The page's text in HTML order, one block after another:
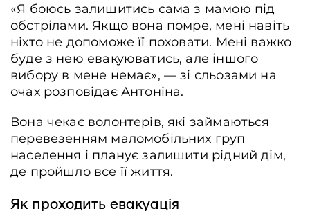
«Я боюсь залишитись сама з мамою під
обстрілами. Якщо вона помре, мені навіть
ніхто не допоможе її поховати. Мені важко
буде з нею евакуюватись, але іншого
вибору в мене немає», ― зі сльозами на
очах розповідає Антоніна.
Вона чекає волонтерів, які займаються
перевезенням маломобільних груп
населення і планує залишити рідний дім,
де пройшло все її життя.
Як проходить евакуація